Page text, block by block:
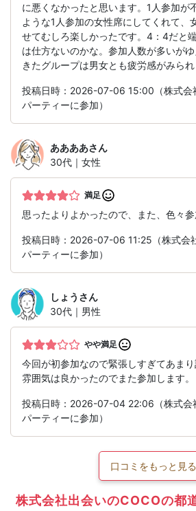
に悪くなかったと思います。1人参加が
ような1人参加の女性席にしてくれて、
せてむしろ楽しかったです。4：4だと
は仕方ないのかな。参加人数が多いが
きたグループは男女とも疲労感がみられ
投稿日時：2026-07-06 15:00（株式会
パーティーに参加）
ああああさん
30代｜女性
満足
思ったよりよかったので、また、色々
投稿日時：2026-07-06 11:25（株式会
パーティーに参加）
しょう さん
30代｜男性
やや満足
今回が初参加なので緊張しすぎてあま
雰囲気は良かったのでまた参加します。
投稿日時：2026-07-04 22:06（株式会
パーティーに参加）
口コミをもっと見る
株式会社出会いのCOCOの都